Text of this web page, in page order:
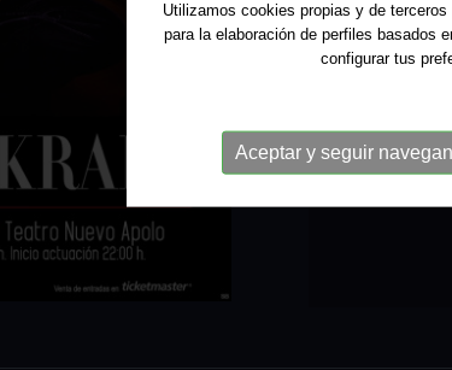
Utilizamos cookies propias y de
para la elaboración de perfiles basados
configurar tus
Aceptar y seguir